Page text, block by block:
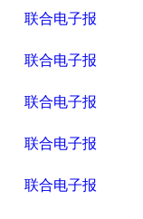
联合电子报
联合电子报
联合电子报
联合电子报
联合电子报